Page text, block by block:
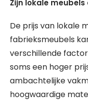
Zijn lokale
De prijs van lokale
fabrieksmeubels
verschillende
soms een hoger
ambachtelijke
hoogwaardige